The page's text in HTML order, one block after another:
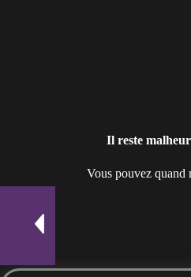
Il reste
Vous pouvez quand